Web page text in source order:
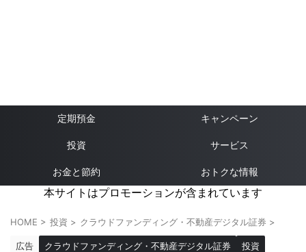
定期預金 キャンペーン
投資 サービス
お金と節約 おトクな情報
本サイトはプロモーションが含まれています
HOME > 投資 > クラウドファンディング・不動産デジタル証券 >
広告 クラウドファンディング・不動産デジタル証券 投資